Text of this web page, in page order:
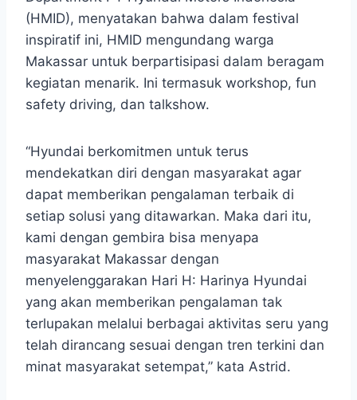
(HMID), menyatakan bahwa dalam festival
inspiratif ini, HMID mengundang warga
Makassar untuk berpartisipasi dalam beragam
kegiatan menarik. Ini termasuk workshop, fun
safety driving, dan talkshow.
“Hyundai berkomitmen untuk terus
mendekatkan diri dengan masyarakat agar
dapat memberikan pengalaman terbaik di
setiap solusi yang ditawarkan. Maka dari itu,
kami dengan gembira bisa menyapa
masyarakat Makassar dengan
menyelenggarakan Hari H: Harinya Hyundai
yang akan memberikan pengalaman tak
terlupakan melalui berbagai aktivitas seru yang
telah dirancang sesuai dengan tren terkini dan
minat masyarakat setempat,” kata Astrid.